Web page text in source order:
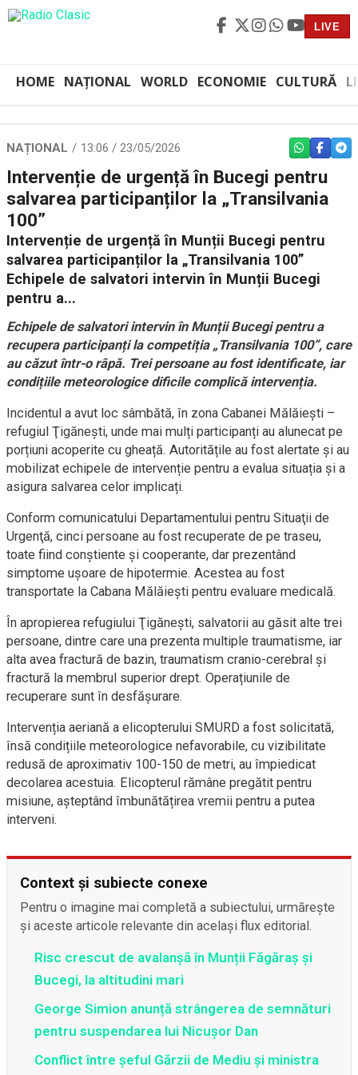
LIVE
HOME NAȚIONAL WORLD ECONOMIE CULTURĂ
NAȚIONAL 13:06 / 23/05/2026 WHATSAPP
Intervenție de urgență în Bucegi pentru
salvarea participanților la „Transilvania
100”
Intervenție de urgență în Munții Bucegi pentru
salvarea participanților la „Transilvania 100”
Echipele de salvatori intervin în Munții Bucegi
pentru a...
Echipele de salvatori intervin în Munții Bucegi pentru a
recupera participanți la competiția „Transilvania 100”, care
au căzut într-o râpă. Trei persoane au fost identificate, iar
condițiile meteorologice dificile complică intervenția.
Incidentul a avut loc sâmbătă, în zona Cabanei Mălăieşti –
refugiul Ţigăneşti, unde mai mulți participanți au alunecat pe
porțiuni acoperite cu gheață. Autoritățile au fost alertate și au
mobilizat echipele de intervenție pentru a evalua situația și a
asigura salvarea celor implicați.
Conform comunicatului Departamentului pentru Situaţii de
Urgenţă, cinci persoane au fost recuperate de pe traseu,
toate fiind conștiente și cooperante, dar prezentând
simptome ușoare de hipotermie. Acestea au fost
transportate la Cabana Mălăieşti pentru evaluare medicală.
În apropierea refugiului Ţigăneşti, salvatorii au găsit alte trei
persoane, dintre care una prezenta multiple traumatisme, iar
alta avea fractură de bazin, traumatism cranio-cerebral și
fractură la membrul superior drept. Operațiunile de
recuperare sunt în desfășurare.
Intervenția aeriană a elicopterului SMURD a fost solicitată,
însă condițiile meteorologice nefavorabile, cu vizibilitate
redusă de aproximativ 100-150 de metri, au împiedicat
decolarea acestuia. Elicopterul rămâne pregătit pentru
misiune, așteptând îmbunătățirea vremii pentru a putea
interveni.
Context și subiecte conexe
Pentru o imagine mai completă a subiectului, urmărește
și aceste articole relevante din același flux editorial.
Risc crescut de avalanșă în Munții Făgăraș și
Bucegi, la altitudini mari
George Simion anunță strângerea de semnături
pentru suspendarea lui Nicușor Dan
Conflict între şeful Gărzii de Mediu şi ministra